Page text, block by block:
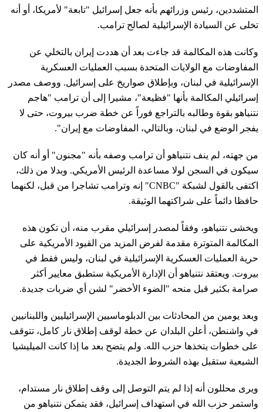
المتشددين، رئيس وزرائهم بأنه جعل إسرائيل "تابعة" لأمريكا، أو أنه
تخلى عن السيادة الإسرائيلية لصالح ترامب.
وكانت هذه المكالمة قد جاءت بعد أن هددت إيران بالتخلي عن
المفاوضات مع الولايات المتحدة بسبب العمليات العسكرية
الإسرائيلية في لبنان، وبإطلاق صواريخ على إسرائيل. ووصف مصدر
إسرائيلي المكالمة بأنها "فظيعة"، مشيرا إلى أن ترامب "هاجم
نتنياهو بقوة وطالبه بالتراجع فوراً عن خطة ضرب بيروت، حتى لا
يفجر الوضع في لبنان، وبالتالي، المفاوضات مع إيران".
من جهته، لم ينف نتنياهو أن ترامب وصفه بأنه "مجنون" أو أنه كان
سيكون في السجن لولا مساعدة الرئيس الأمريكي. وبدلا من ذلك،
اكتفى بالقول لشبكة "CNBC" إنه وترامب تشاجرا من قبل، لكنهما
حافظا دائماً على شراكتهما الوثيقة.
ويخشى نتنياهو، وفقاً لمصدر إسرائيلي مقرب منه، أن تكون هذه
المكالمة المتوترة مقدمة لفرض المزيد من القيود الأمريكية على
حرية العمليات العسكرية الإسرائيلية في لبنان، وليس فقط في
بيروت. ويعتقد نتنياهو أن الإدارة الأمريكية ستطبق معايير أكثر
صرامة بكثير قبل منحه "الضوء الأخضر" لشن أي ضربات جديدة.
وبعد يومين من المحادثات بين الدبلوماسيين الإسرائيليين واللبنانيين
في واشنطن، أعلن البلدان عن خطة لوقف إطلاق نار كامل، تتوقف
على خطوات يتخذها حزب الله. ولم يتضح بعد ما إذا كانت الميليشيا
الشيعية ستقبل بهذه الشروط الجديدة.
ويرى محللون أنه إذا لم يتم التوصل إلى وقف إطلاق نار مستدام،
واستمر حزب الله في استهداف إسرائيل، فقد يتمكن نتنياهو من